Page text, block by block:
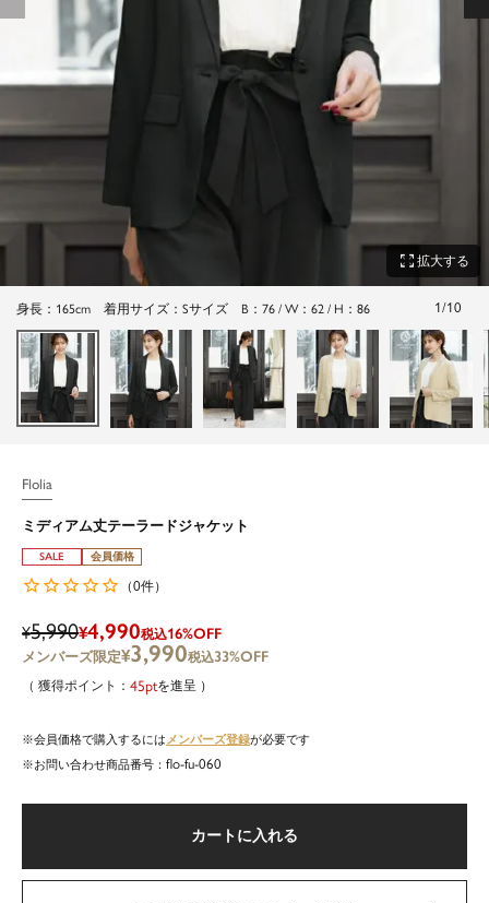
zoom_out_map 拡大する
身長：165cm 着用サイズ：Sサイズ B：76 / W：62 / H：86 1/10
Flolia
ミディアム丈テーラードジャケット
SALE 会員価格
（0件）
¥5,990¥4,990税込16%OFF
¥3,990税込33%OFF
45 を進呈
会員価格で購入するには メンバーズ登録が必要です
商品番号
flo-fu-060
カートに入れる